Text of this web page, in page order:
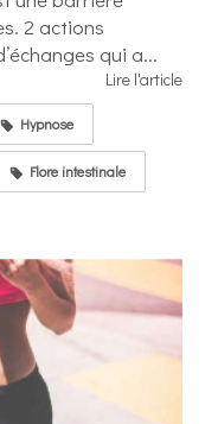
2 actions
qui a...
Lire l'article
Hypnose
Flore intestinale